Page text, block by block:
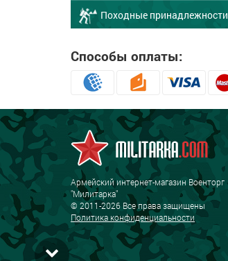
Походные принадлежности
Способы оплаты:
Армейский интернет-магазин Военторг
"Милитарка"
© 2011-2026 Все права защищены
Политика конфиденциальности